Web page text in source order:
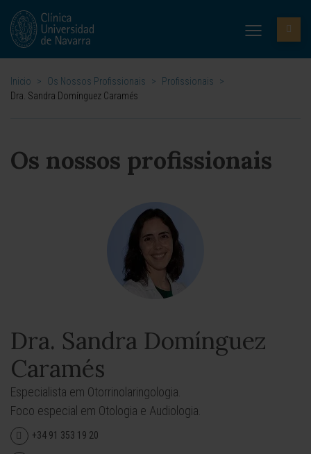
Inicio > Os Nossos Profissionais > Profissionais
>
Dra. Sandra Domínguez Caramés
Os nossos profissionais
Dra. Sandra Domínguez
Caramés
Especialista em Otorrinolaringologia.
Foco especial em Otologia e Audiologia.
+34 91 353 19 20